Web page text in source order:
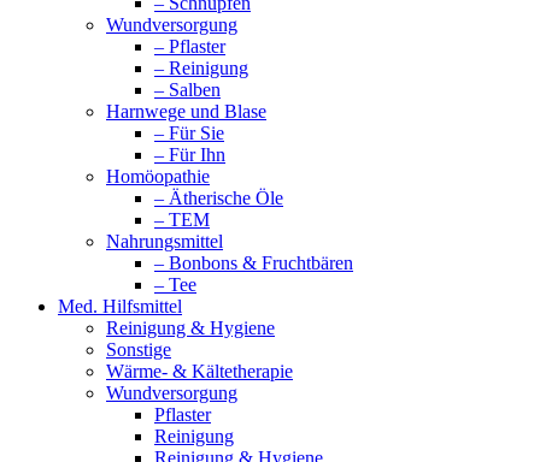
Wundversorgung
– Pflaster
– Reinigung
– Salben
Harnwege und Blase
– Für Sie
– Für Ihn
Homöopathie
– Ätherische Öle
– TEM
Nahrungsmittel
– Bonbons & Fruchtbären
– Tee
Med. Hilfsmittel
Reinigung & Hygiene
Sonstige
Wärme- & Kältetherapie
Wundversorgung
Pflaster
Reinigung
Reinigung & Hygiene